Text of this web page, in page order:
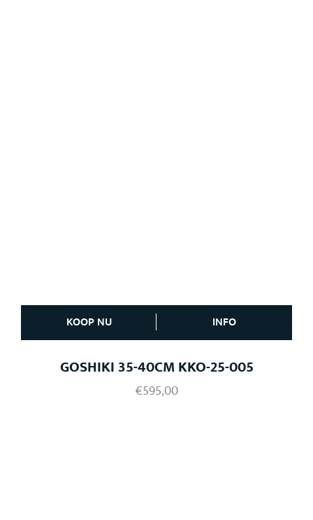
KOOP NU INFO
GOSHIKI 35-40CM KKO-25-005
€595,00